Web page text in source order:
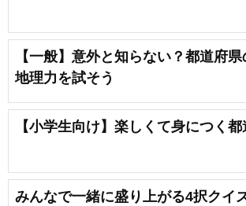
【一般】意外と知らない？都道府
地理力を試そう
【小学生向け】楽しくて身につく
みんなで一緒に盛り上がる4択クイ